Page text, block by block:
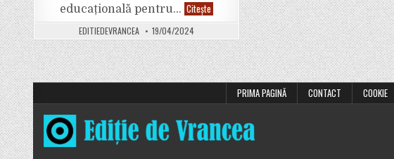
educațională pentru… CiteșteUn
nou
proiect
„administrație
PNL”.
Parc
tematic
la
Mausoleul
85,
la
Mărășești.
EDITIEDEVRANCEA 19/04/2024
PRIMA PAGINĂ CONTACT COOKIE